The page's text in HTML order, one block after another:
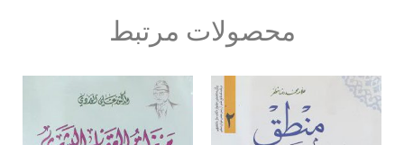
محصولات مرتبط